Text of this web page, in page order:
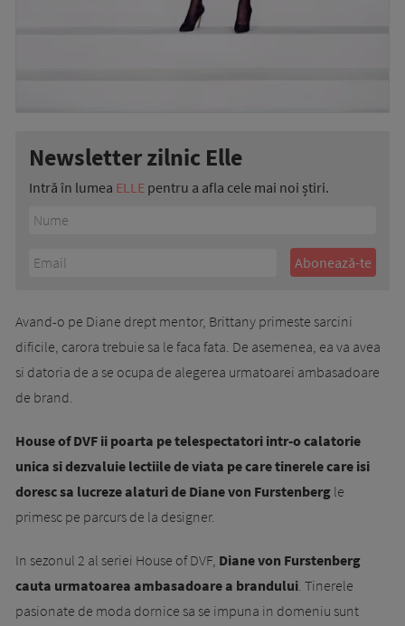
Newsletter zilnic Elle
Intră în lumea ELLE pentru a afla cele mai noi știri.
Avand-o pe Diane drept mentor, Brittany primeste sarcini
dificile, carora trebuie sa le faca fata. De asemenea, ea va avea
si datoria de a se ocupa de alegerea urmatoarei ambasadoare
de brand.
House of DVF ii poarta pe telespectatori intr-o calatorie
unica si dezvaluie lectiile de viata pe care tinerele care isi
doresc sa lucreze alaturi de Diane von Furstenberg le
primesc pe parcurs de la designer.
In sezonul 2 al seriei House of DVF, Diane von Furstenberg
cauta urmatoarea ambasadoare a brandului. Tinerele
pasionate de moda dornice sa se impuna in domeniu sunt